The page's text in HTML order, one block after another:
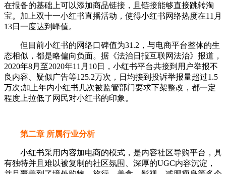
在报备的基础上可以添加商品链接，且链接能够直接跳转淘
宝。加上双十一小红书直播活动，使得小红书网络热度在11月
13日一度达到峰值。
但目前小红书的网络口碑值为31.2，与电商平台整体的生
态相似，都是略偏向负面。据《法治日报互联网法治》报道，
2020年8月至2020年11月10日，小红书平台共接到用户举报不
良内容、疑似广告等125.2万次，日均接到投诉举报量超过1.5
万次;加上年内小红书几次被监管部门要求下架整改，都一定
程度上拉低了网民对小红书的印象。
第二章 所属行业分析
小红书采用内容加电商的模式，是内容社区导购平台，具
有独特并且难以被复制的社区氛围、深厚的UGC内容沉淀，